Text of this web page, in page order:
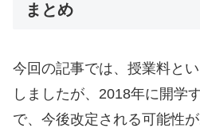
まとめ
今回の記事では、授業料と
しましたが、2018年に開学
で、今後改定される可能性